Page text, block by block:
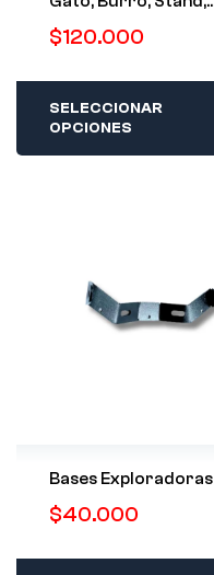
Soporte Moto
$120.000
SELECCIONAR
OPCIONES
Bases Exploradoras
$40.000